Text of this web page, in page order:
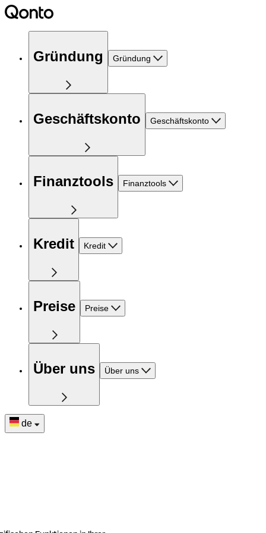
Gründung Gründung
Geschäftskonto Geschäftskonto
Finanztools Finanztools
Kredit Kredit
Preise Preise
Über uns Über uns
de